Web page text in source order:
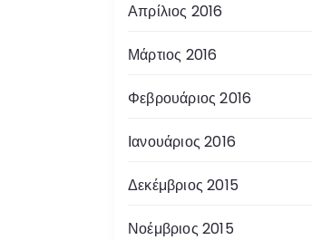
Απρίλιος 2016
Μάρτιος 2016
Φεβρουάριος 2016
Ιανουάριος 2016
Δεκέμβριος 2015
Νοέμβριος 2015